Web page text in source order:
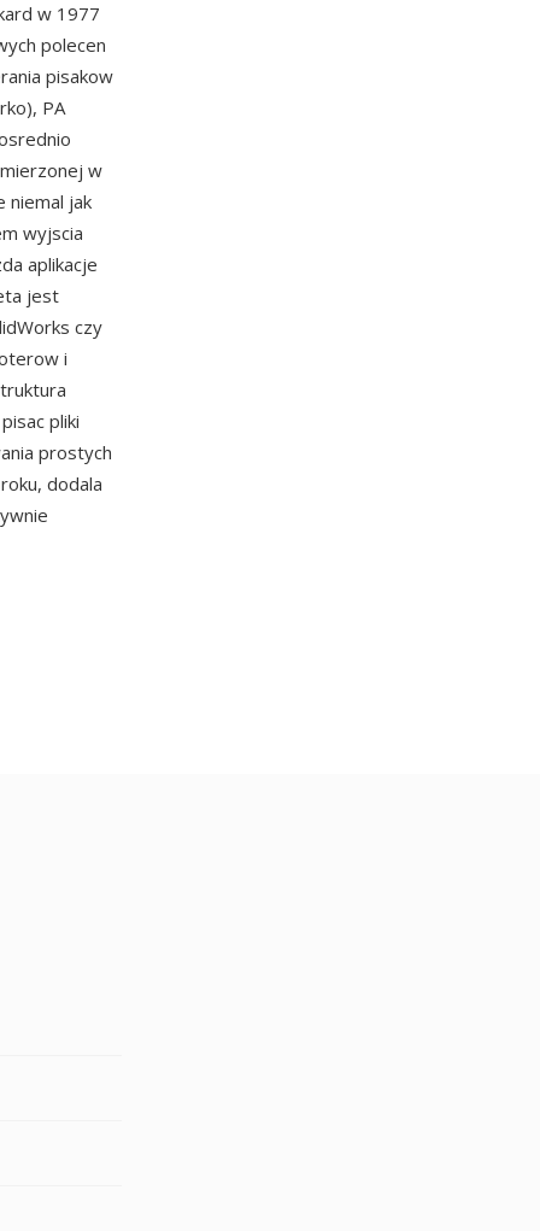
w 1977
polecen
pisakow
PA
w
niemal jak
wyjscia
aplikacje
jest
czy
i
pliki
prostych
dodala